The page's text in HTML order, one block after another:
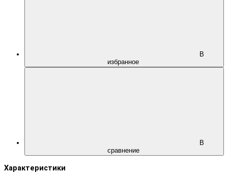
В
избранное
В
сравнение
Характеристики